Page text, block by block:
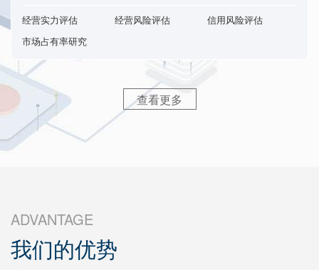
经营实力评估
市场占有率研究
经营风险评估 信用风险评估
查看更多
ADVANTAGE
我们的优势